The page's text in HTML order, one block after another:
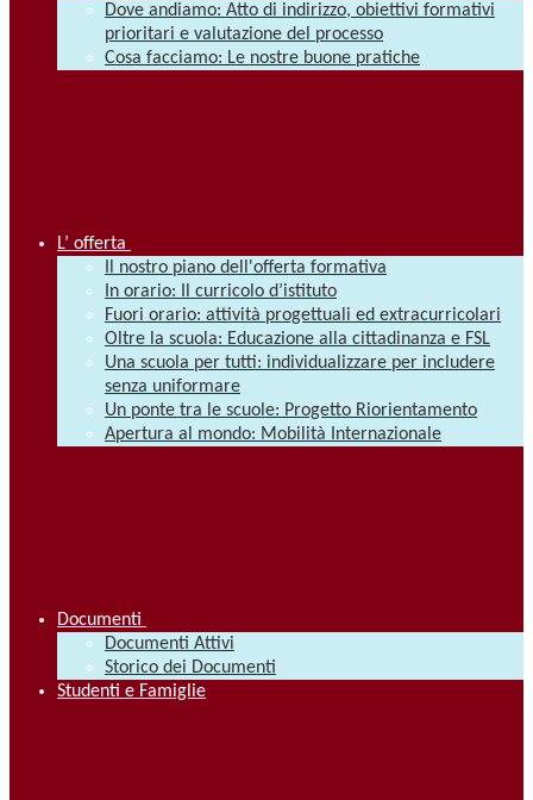
Dove andiamo: Atto di indirizzo, obiettivi formativi
prioritari e valutazione del processo
Cosa facciamo: Le nostre buone pratiche
L’ offerta
Il nostro piano dell'offerta formativa
In orario: Il curricolo d’istituto
Fuori orario: attività progettuali ed extracurricolari
Oltre la scuola: Educazione alla cittadinanza e FSL
Una scuola per tutti: individualizzare per includere
senza uniformare
Un ponte tra le scuole: Progetto Riorientamento
Apertura al mondo: Mobilità Internazionale
Documenti
Documenti Attivi
Storico dei Documenti
Studenti e Famiglie